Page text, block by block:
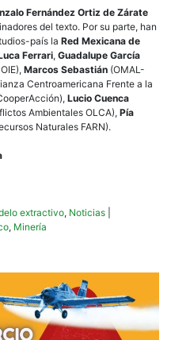
Fernández Ortiz de Zárate
del texto. Por su parte, han
país la Red Mexicana de
Ferrari, Guadalupe García
Marcos Sebastián (OMAL-
Centroamericana Frente a la
Lucio Cuenca
Ambientales OLCA), Pía
Naturales FARN).
extractivo, Noticias
, Minería